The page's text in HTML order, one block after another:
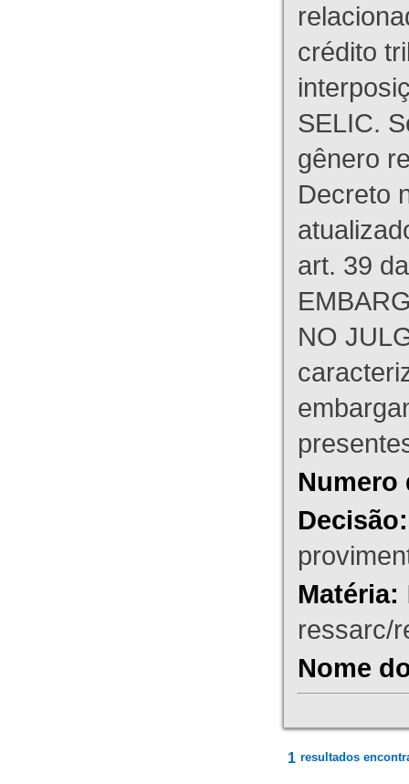
crédito
SELIC.
gênero
Decreto
art. 39
NO
Numero
Decisão:
Matéria:
ressarc/
Nome
1 resultados